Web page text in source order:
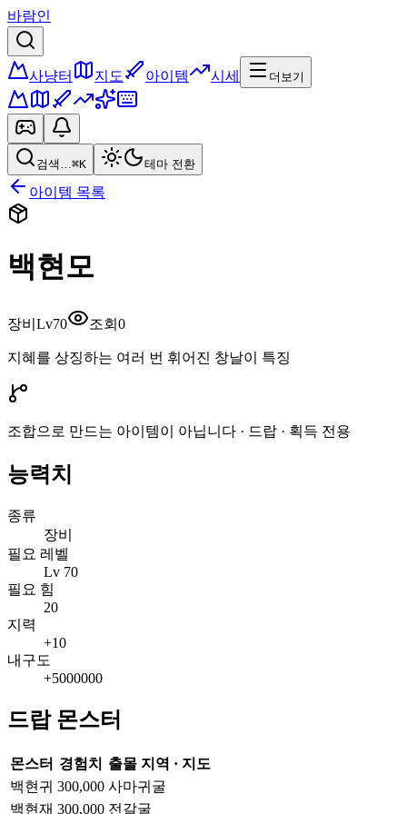
바람인
사냥터 지도 아이템 시세 더보기
검색…⌘K 테마 전환
아이템 목록
백현모
장비 Lv70 조회 0
지혜를 상징하는 여러 번 휘어진 창날이 특징
조합으로 만드는 아이템이 아닙니다 · 드랍 · 획득 전용
능력치
종류
장비
필요 레벨
Lv 70
필요 힘
20
지력
+10
내구도
+5000000
드랍 몬스터
몬스터 경험치
출몰 지역 · 지도
백현귀 300,000 사마귀굴
백현재 300,000 전갈굴